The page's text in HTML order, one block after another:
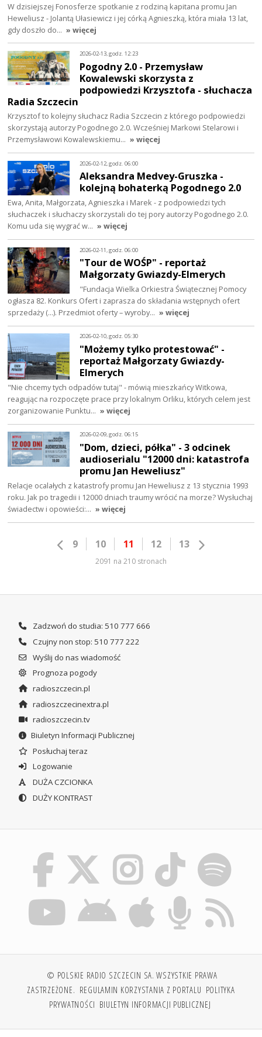
W dzisiejszej Fonosferze spotkanie z rodziną kapitana promu Jan
Heweliusz - Jolantą Ułasiewicz i jej córką Agnieszką, która miała 13 lat,
gdy doszło do… » więcej
2026-02-13, godz. 12:23
Pogodny 2.0 - Przemysław
Kowalewski skorzysta z
podpowiedzi Krzysztofa - słuchacza
Radia Szczecin
Krzysztof to kolejny słuchacz Radia Szczecin z którego podpowiedzi
skorzystają autorzy Pogodnego 2.0. Wcześniej Markowi Stelarowi i
Przemysławowi Kowalewskiemu… » więcej
2026-02-12, godz. 06:00
Aleksandra Medvey-Gruszka -
kolejną bohaterką Pogodnego 2.0
Ewa, Anita, Małgorzata, Agnieszka i Marek - z podpowiedzi tych
słuchaczek i słuchaczy skorzystali do tej pory autorzy Pogodnego 2.0.
Komu uda się wygrać w… » więcej
2026-02-11, godz. 06:00
"Tour de WOŚP" - reportaż
Małgorzaty Gwiazdy-Elmerych
"Fundacja Wielka Orkiestra Świątecznej Pomocy
ogłasza 82. Konkurs Ofert i zaprasza do składania wstępnych ofert
sprzedaży (...). Przedmiot oferty – wyroby… » więcej
2026-02-10, godz. 05:30
"Możemy tylko protestować" -
reportaż Małgorzaty Gwiazdy-
Elmerych
"Nie chcemy tych odpadów tutaj" - mówią mieszkańcy Witkowa,
reagując na rozpoczęte prace przy lokalnym Orliku, których celem jest
zorganizowanie Punktu… » więcej
2026-02-09, godz. 06:15
"Dom, dzieci, półka" - 3 odcinek
audioserialu "12000 dni: katastrofa
promu Jan Heweliusz"
Relacje ocalałych z katastrofy promu Jan Heweliusz z 13 stycznia 1993
roku. Jak po tragedii i 12000 dniach traumy wrócić na morze? Wysłuchaj
świadectw i opowieści:… » więcej
9 10 11 12 13
2091 na 210 stronach
Zadzwoń do studia: 510 777 666
Czujny non stop: 510 777 222
Wyślij do nas wiadomość
Prognoza pogody
radioszczecin.pl
radioszczecinextra.pl
radioszczecin.tv
Biuletyn Informacji Publicznej
Posłuchaj teraz
Logowanie
DUŻA CZCIONKA
DUŻY KONTRAST
© POLSKIE RADIO SZCZECIN SA. WSZYSTKIE PRAWA
ZASTRZEŻONE. REGULAMIN KORZYSTANIA Z PORTALU POLITYKA
PRYWATNOŚCI BIULETYN INFORMACJI PUBLICZNEJ